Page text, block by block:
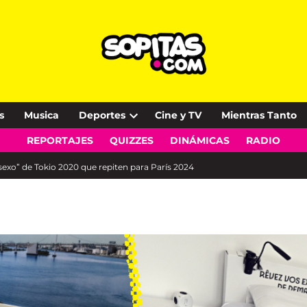
Musica Deportes
Open
dropdown
Cine y TV Mientras Tanto
REPORTAJES QUIZZES DINÁMICAS RADIO
de Tokio 2020 que repiten para París 2024